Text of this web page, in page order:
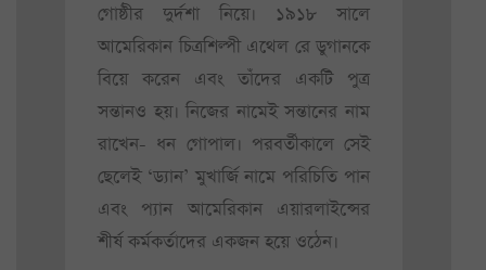
গোষ্ঠীর দুর্দশা নিয়ে। ১৯১৮ সালে
আমেরিকান চিত্রশিল্পী এথেল রে ডুগানকে
বিয়ে করেন এবং তাঁদের একটি পুত্র
সন্তানও হয়। নিজের নামেই সন্তানের নাম
রাখেন- ধন গোপাল। পরবর্তীকালে সেই
ছেলেই ‘ড্যান’ মুখার্জি নামে পরিচিতি পান
এবং প্যান আমেরিকান এয়ারলাইন্সের
শীর্ষ কর্মকর্তাদের একজন হয়ে ওঠেন।